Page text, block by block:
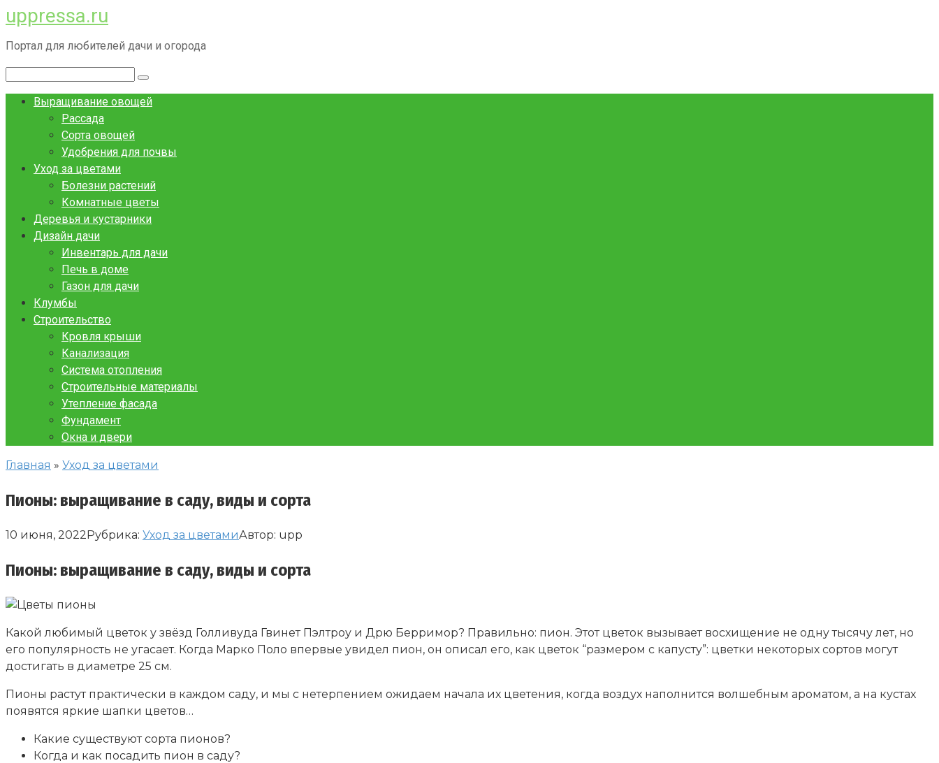
Перейти
к
контенту
uppressa.ru
Портал для любителей дачи и огорода
Выращивание овощей
Рассада
Сорта овощей
Удобрения для почвы
Уход за цветами
Болезни растений
Комнатные цветы
Деревья и кустарники
Дизайн дачи
Инвентарь для дачи
Печь в доме
Газон для дачи
Клумбы
Строительство
Кровля крыши
Канализация
Система отопления
Строительные материалы
Утепление фасада
Фундамент
Окна и двери
Главная » Уход за цветами
Пионы: выращивание в саду, виды и сорта
10 июня, 2022Рубрика: Уход за цветамиАвтор: upp
Пионы: выращивание в саду, виды и сорта
Какой любимый цветок у звёзд Голливуда Гвинет Пэлтроу и Дрю Берримор? Правильно: пион. Этот цветок вызывает восхищение не одну тысячу лет, но
его популярность не угасает. Когда Марко Поло впервые увидел пион, он описал его, как цветок “размером с капусту”: цветки некоторых сортов могут
достигать в диаметре 25 см.
Пионы растут практически в каждом саду, и мы с нетерпением ожидаем начала их цветения, когда воздух наполнится волшебным ароматом, а на кустах
появятся яркие шапки цветов…
Какие существуют сорта пионов?
Когда и как посадить пион в саду?